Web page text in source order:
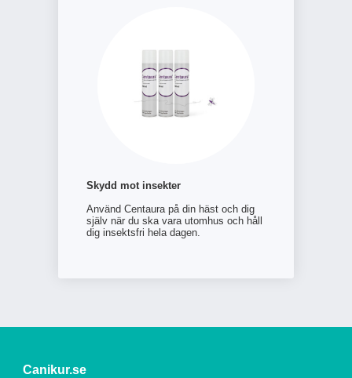
Skydd mot insekter
Använd Centaura på din häst och dig
själv när du ska vara utomhus och håll
dig insektsfri hela dagen.
Canikur.se